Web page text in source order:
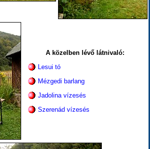
A közelben lévő látnivaló:
Lesui tó
Mézgedi barlang
Jadolina vízesés
Szerenád vízesés